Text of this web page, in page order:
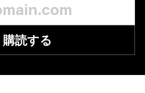
購読する